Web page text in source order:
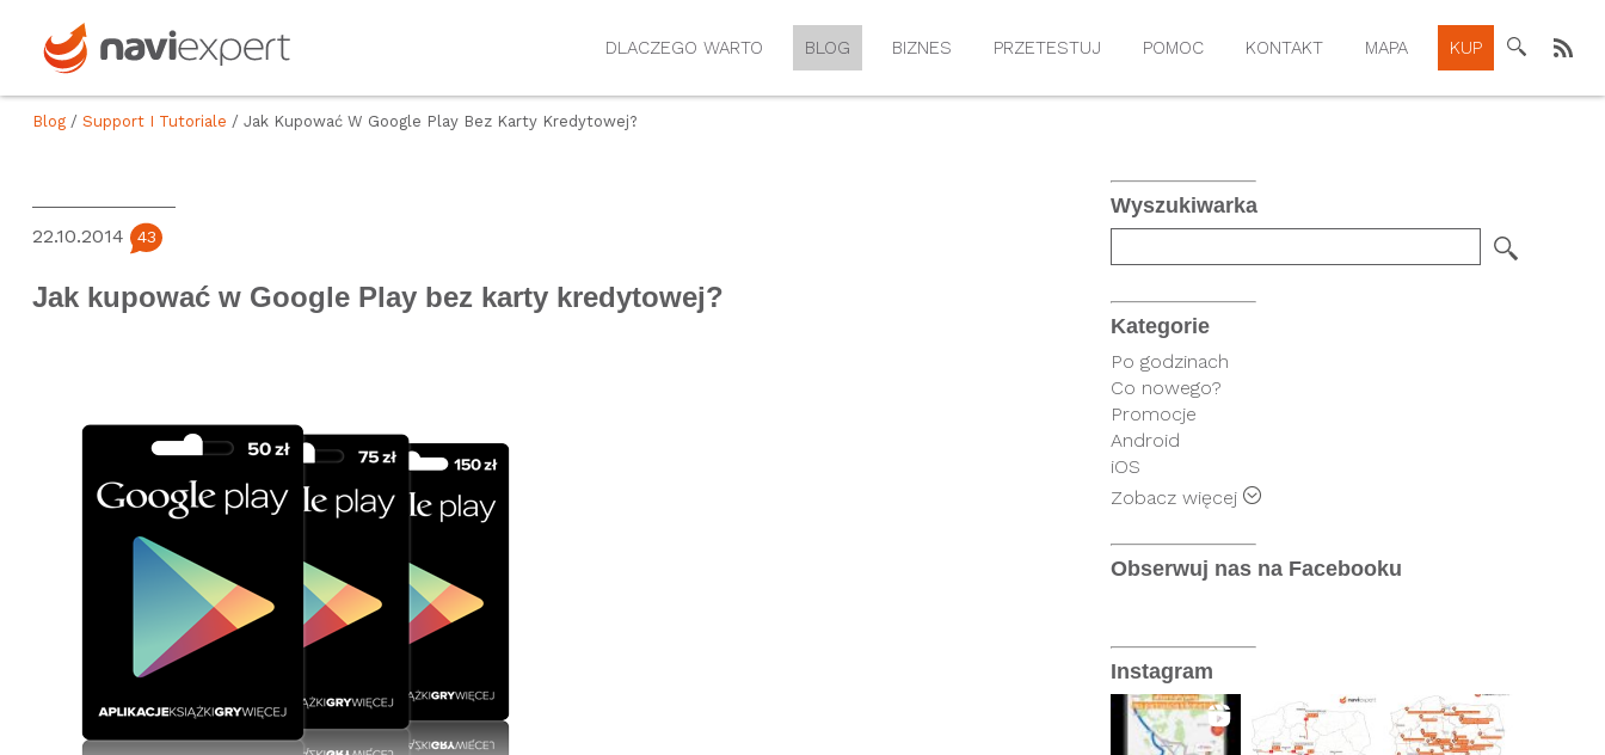
DLACZEGO WARTO BLOG BIZNES PRZETESTUJ POMOC KONTAKT MAPA KUP
Blog / Support I Tutoriale / Jak Kupować W Google Play Bez Karty Kredytowej?
22.10.2014 43
Jak kupować w Google Play bez karty kredytowej?
Wyszukiwarka
Kategorie
Po godzinach
Co nowego?
Promocje
Android
iOS
Rysiek
Telematyka
Wersje operatorskie
Zobacz więcej
Obserwuj nas na Facebooku
Instagram